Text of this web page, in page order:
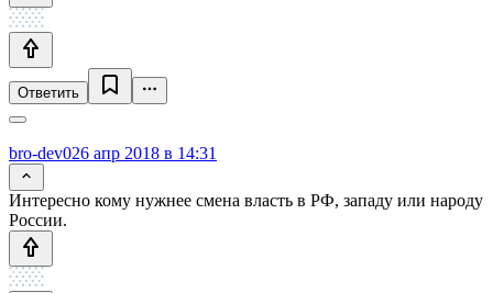
Ответить
bro-dev026 апр 2018 в 14:31
Интересно кому нужнее смена власть в РФ, западу или народу
России.